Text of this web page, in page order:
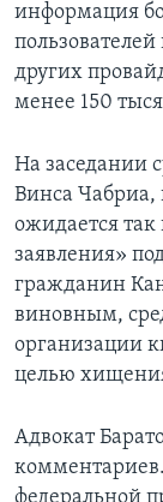
информация
других
менее 150
На заседании
Винса Чабриа,
ожидается
заявления»
гражданин
виновным,
организации
целью
Адвокат